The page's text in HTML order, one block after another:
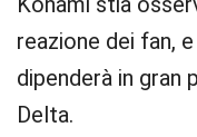
reazione dei fan,
dipenderà in gran
Delta.